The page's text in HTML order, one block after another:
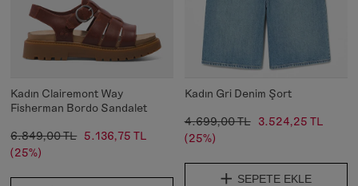
Kadın Clairemont Way
Fisherman Bordo Sandalet
6.849,00 TL 5.136,75 TL
(25%)
Kadın Gri Denim Şort
4.699,00 TL
3.524,25 TL
(25%)
SEPETE EKLE